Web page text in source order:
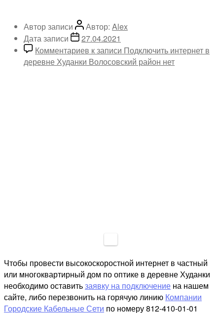
Автор записи Автор: Alex
Дата записи
27.04.2021
Комментариев к записи Подключить интернет в
деревне Худанки Волосовский район нет
Чтобы провести высокоскоростной интернет в частный
или многоквартирный дом по оптике в деревне Худанки
необходимо оставитьзаявку на подключение на нашем
сайте, либо перезвонить на горячую линию Компании
Городские Кабельные Сети по номеру 812-410-01-01